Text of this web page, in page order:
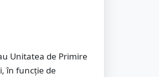
Unitatea de Primire
în funcție de